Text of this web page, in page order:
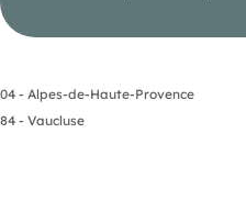
04 - Alpes-de-Haute-Provence
84 - Vaucluse